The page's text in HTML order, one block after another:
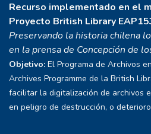
Recurso implementado en el
Proyecto British Library
Preservando la historia chilena
en la prensa de Concepción de
Objetivo: El Programa de Archivos
Archives Programme de la British
facilitar la digitalización de archivos
en peligro de destrucción, o